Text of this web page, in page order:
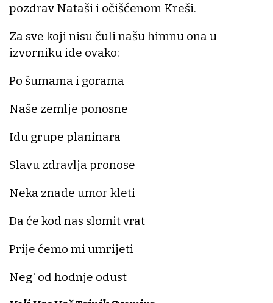
pozdrav Nataši i očišćenom Kreši.
Za sve koji nisu čuli našu himnu ona u
izvorniku ide ovako:
Po šumama i gorama
Naše zemlje ponosne
Idu grupe planinara
Slavu zdravlja pronose
Neka znade umor kleti
Da će kod nas slomit vrat
Prije ćemo mi umrijeti
Neg' od hodnje odust